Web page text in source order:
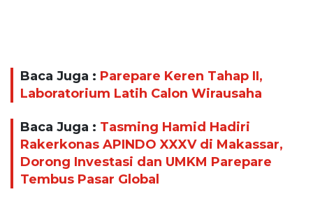
Baca Juga : Parepare Keren Tahap II,
Laboratorium Latih Calon Wirausaha
Baca Juga : Tasming Hamid Hadiri
Rakerkonas APINDO XXXV di Makassar,
Dorong Investasi dan UMKM Parepare
Tembus Pasar Global